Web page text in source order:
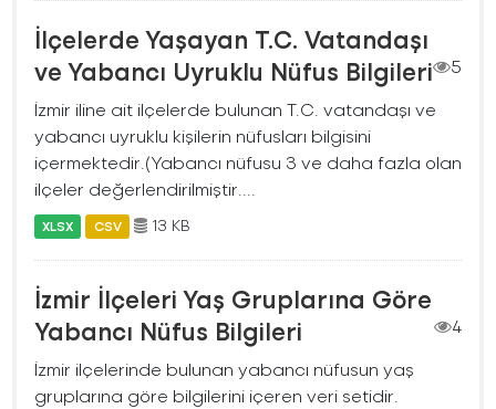
İlçelerde Yaşayan T.C. Vatandaşı
ve Yabancı Uyruklu Nüfus Bilgileri
5
İzmir iline ait ilçelerde bulunan T.C. vatandaşı ve
yabancı uyruklu kişilerin nüfusları bilgisini
içermektedir.(Yabancı nüfusu 3 ve daha fazla olan
ilçeler değerlendirilmiştir....
XLSX CSV 13 KB
İzmir İlçeleri Yaş Gruplarına Göre
Yabancı Nüfus Bilgileri
4
İzmir ilçelerinde bulunan yabancı nüfusun yaş
gruplarına göre bilgilerini içeren veri setidir.